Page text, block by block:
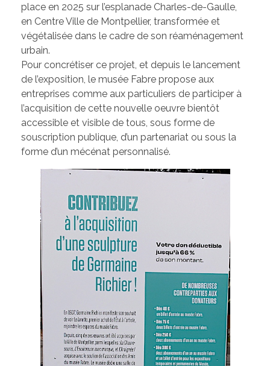
place en 2025 sur l’esplanade Charles-de-Gaulle,
en Centre Ville de Montpellier, transformée et
végétalisée dans le cadre de son réaménagement
urbain.
Pour concrétiser ce projet, et depuis le lancement
de l’exposition, le musée Fabre propose aux
entreprises comme aux particuliers de participer à
l’acquisition de cette nouvelle oeuvre bientôt
accessible et visible de tous, sous forme de
souscription publique, d’un partenariat ou sous la
forme d’un mécénat personnalisé.